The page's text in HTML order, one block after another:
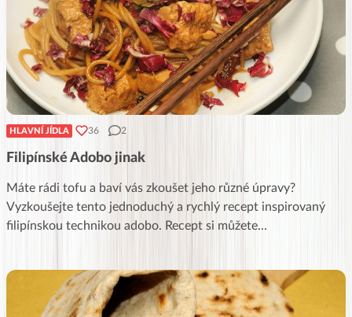
HLAVNÍ JÍDLA 36 2
Filipínské Adobo jinak
Máte rádi tofu a baví vás zkoušet jeho různé úpravy?
Vyzkoušejte tento jednoduchý a rychlý recept inspirovaný
filipínskou technikou adobo. Recept si můžete...